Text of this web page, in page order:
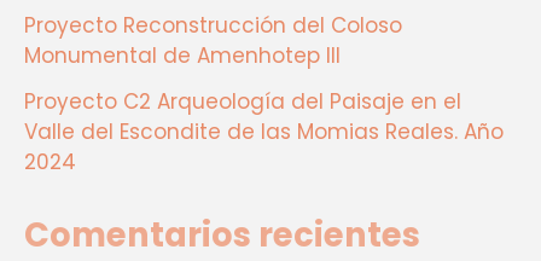
Proyecto Reconstrucción del Coloso
Monumental de Amenhotep III
Proyecto C2 Arqueología del Paisaje en el
Valle del Escondite de las Momias Reales. Año
2024
Comentarios recientes